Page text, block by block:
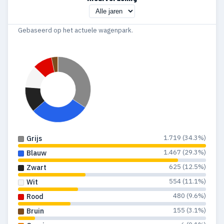
Gebaseerd op het actuele wagenpark.
Grijs 1.719 (34.3%)
Blauw 1.467 (29.3%)
Zwart 625 (12.5%)
Wit 554 (11.1%)
Rood 480 (9.6%)
Bruin 155 (3.1%)